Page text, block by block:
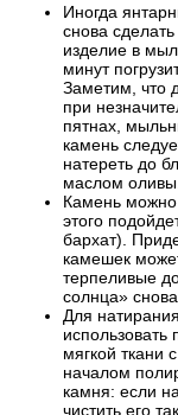
Иногда
снова
изделие в
минут
Заметим, что
при
пятнах,
камень
натереть до
маслом оливы.
Камень можно
этого
бархат).
камешек
терпеливые
солнца»
Для
использовать
мягкой ткани
началом
камня: если
чистить его